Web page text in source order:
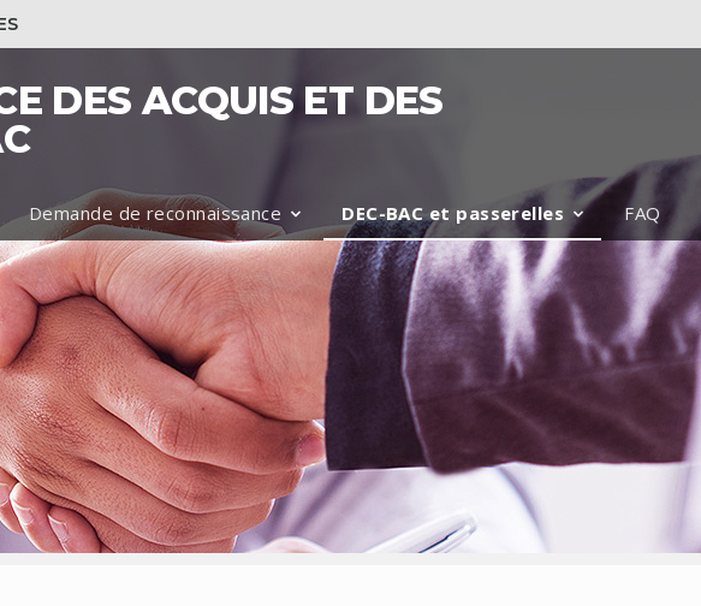
DES ACQUIS ET DES
Demande de reconnaissance DEC-BAC et passerelles FAQ